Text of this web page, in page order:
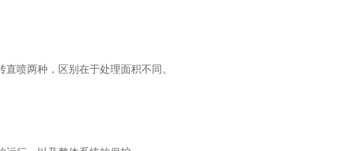
喷两种，区别在于处理面积不同。